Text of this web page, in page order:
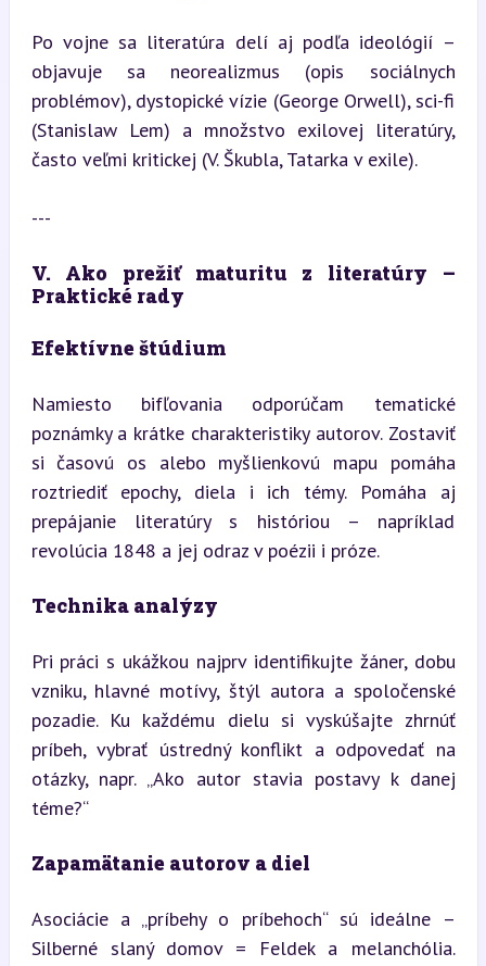
Po vojne sa literatúra delí aj podľa ideológií –
objavuje sa neorealizmus (opis sociálnych
problémov), dystopické vízie (George Orwell), sci-fi
(Stanislaw Lem) a množstvo exilovej literatúry,
často veľmi kritickej (V. Škubla, Tatarka v exile).
---
V. Ako prežiť maturitu z literatúry –
Praktické rady
Efektívne štúdium
Namiesto bifľovania odporúčam tematické
poznámky a krátke charakteristiky autorov. Zostaviť
si časovú os alebo myšlienkovú mapu pomáha
roztriediť epochy, diela i ich témy. Pomáha aj
prepájanie literatúry s históriou – napríklad
revolúcia 1848 a jej odraz v poézii i próze.
Technika analýzy
Pri práci s ukážkou najprv identifikujte žáner, dobu
vzniku, hlavné motívy, štýl autora a spoločenské
pozadie. Ku každému dielu si vyskúšajte zhrnúť
príbeh, vybrať ústredný konflikt a odpovedať na
otázky, napr. „Ako autor stavia postavy k danej
téme?“
Zapamätanie autorov a diel
Asociácie a „príbehy o príbehoch“ sú ideálne –
Silberné slaný domov = Feldek a melanchólia.